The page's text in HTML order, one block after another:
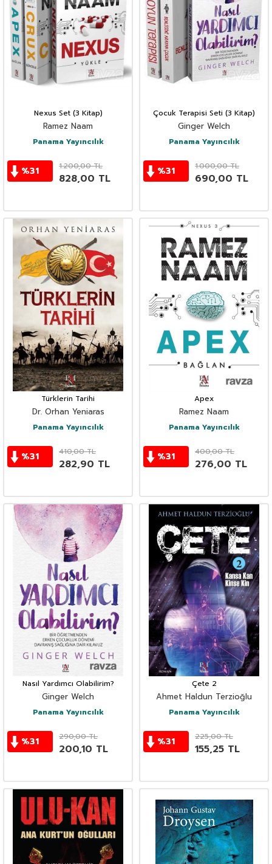
Nexus Set (3 Kitap)
Ramez Naam
Panama Yayıncılık
%31 1.200,00TL
828,00 TL
Çocuk Terapisi Seti (3 Kitap)
Ginger Welch
Panama Yayıncılık
%31 1.000,00TL
690,00 TL
Türklerin Tarihi
Dr. Orhan Yeniaras
Panama Yayıncılık
%31 410,00TL
282,90 TL
Apex
Ramez Naam
Panama Yayıncılık
%31 400,00TL
276,00 TL
Nasıl Yardımcı Olabilirim?
Ginger Welch
Panama Yayıncılık
%31 290,00TL
200,10 TL
Çete 2
Ahmet Haldun Terzioğlu
Panama Yayıncılık
%31 225,00TL
155,25 TL